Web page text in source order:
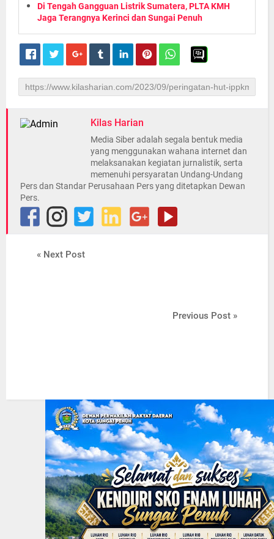
Di Tengah Gangguan Listrik Sumatera, PLTA KMH
Jaga Terangnya Kerinci dan Sungai Penuh
Kilas Harian
Media Siber adalah segala bentuk media
yang menggunakan wahana internet dan
melaksanakan kegiatan jurnalistik, serta
memenuhi persyaratan Undang-Undang
Pers dan Standar Perusahaan Pers yang ditetapkan Dewan
Pers.
« Next Post
Previous Post »